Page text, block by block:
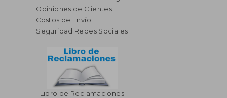
Opiniones de Clientes
Costos de Envío
Seguridad Redes Sociales
Libro de Reclamaciones